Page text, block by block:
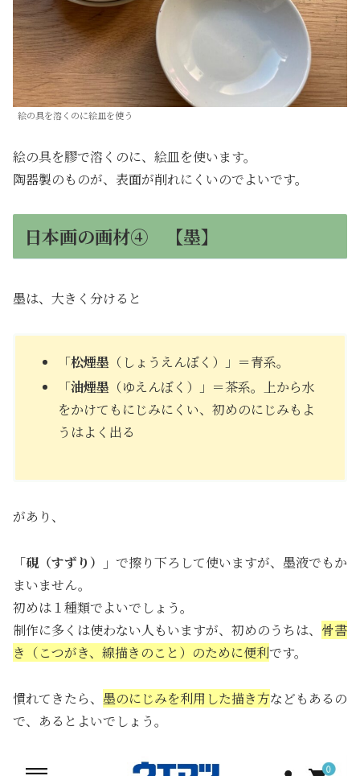
絵の具を溶くのに絵皿を使う
絵の具を膠で溶くのに、絵皿を使います。
陶器製のものが、表面が削れにくいのでよいです。
日本画の画材④ 【墨】
墨は、大きく分けると
「松煙墨 （しょうえんぼく）」＝青系。
「油煙墨 （ゆえんぼく）」＝茶系。上から水
をかけてもにじみにくい、初めのにじみもよ
うはよく出る
があり、
「硯（すずり）」 で擦り下ろして使いますが、墨液でもか
まいません。
初めは１種類でよいでしょう。
制作に多くは使わない人もいますが、初めのうちは、 骨書
き（こつがき、線描きのこと）のために便利です。
慣れてきたら、 墨のにじみを利用した描き方などもあるの
で、あるとよいでしょう。